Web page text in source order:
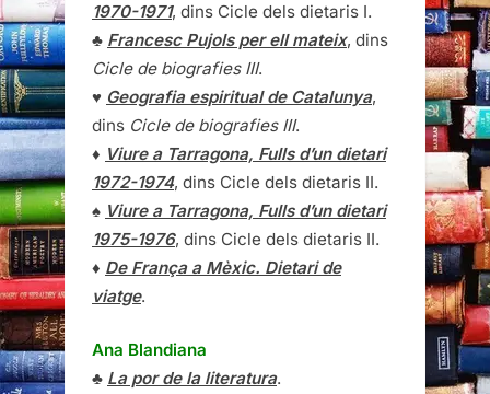
1970-1971, dins Cicle dels dietaris I.
♣ Francesc Pujols per ell mateix, dins
Cicle de biografies III.
♥ Geografia espiritual de Catalunya,
dins Cicle de biografies III.
♦ Viure a Tarragona, Fulls d’un dietari
1972-1974, dins Cicle dels dietaris II.
♠ Viure a Tarragona, Fulls d’un dietari
1975-1976, dins Cicle dels dietaris II.
♦ De França a Mèxic. Dietari de
viatge.
Ana Blandiana
♣ La por de la literatura.